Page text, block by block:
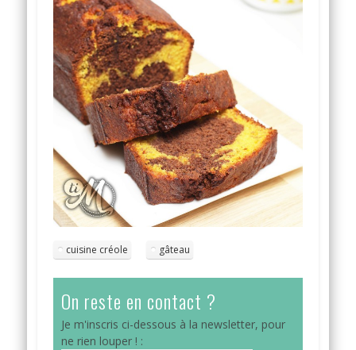
cuisine créole gâteau
On reste en contact ?
Je m'inscris ci-dessous à la newsletter, pour
ne rien louper ! :